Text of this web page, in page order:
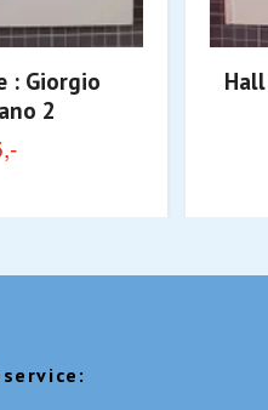
: Giorgio
2